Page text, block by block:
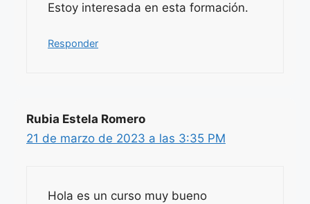
Estoy interesada en esta formación.
Responder
Rubia Estela Romero
21 de marzo de 2023 a las 3:35 PM
Hola es un curso muy bueno